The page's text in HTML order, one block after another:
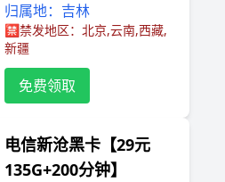
归属地：吉林
🈲️禁发地区：北京,云南,西藏,
新疆
免费领取
电信新沧黑卡【29元
135G+200分钟】